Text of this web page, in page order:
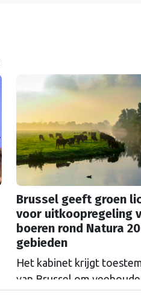
Brussel geeft groen
voor uitkoopregeling
boeren rond Natura
gebieden
Het kabinet krijgt
van Brussel om